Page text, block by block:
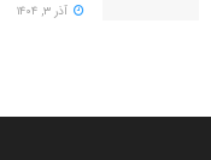
آذر ۳, ۱۴۰۴